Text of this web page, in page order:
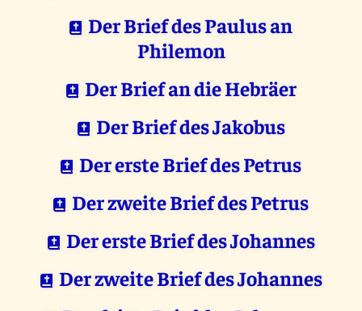
Der Brief des Paulus an
Philemon
Der Brief an die Hebräer
Der Brief des Jakobus
Der erste Brief des Petrus
Der zweite Brief des Petrus
Der erste Brief des Johannes
Der zweite Brief des Johannes